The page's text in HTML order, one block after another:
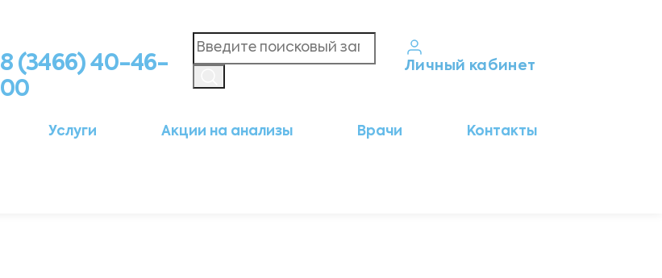
8 (3466) 40-46-
00
Личный кабинет
Услуги Акции на анализы Врачи
Контакты